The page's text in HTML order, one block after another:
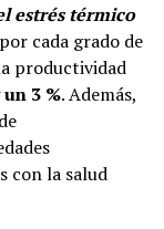
estrés térmico
cada grado de
productividad
un 3 %. Además,
con la salud